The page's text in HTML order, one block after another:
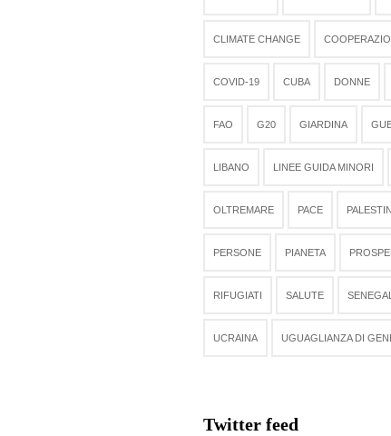
CLIMATE CHANGE
COVID-19 CUBA DONNE
FAO G20 GIARDINA
LIBANO LINEE GUIDA MINORI
OLTREMARE PACE
PERSONE PIANETA
RIFUGIATI SALUTE
UCRAINA UGUAGLIANZA DI
Twitter feed